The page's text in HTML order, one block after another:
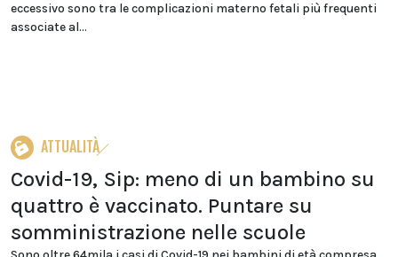
eccessivo sono tra le complicazioni materno fetali più frequenti
associate al...
ATTUALITÀ
Covid-19, Sip: meno di un bambino su
quattro è vaccinato. Puntare su
somministrazione nelle scuole